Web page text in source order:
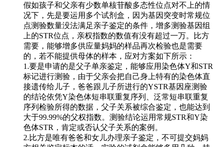
假如孩子和父亲有少数单核苷酸多态性位点对不上的情
况下，先是要运用多个试剂盒，因为基因突变时常规位
点测验数量没法满足亲子鉴定的条件，增多测验基因组
上的STR位点，亲权指数的数值有没有超过一万。比方
需要，能够增多供应量妈妈的样品再次检验也是需要
的，若不能提供母体的样本，应对方案如下所示：
1.要是申请的是父子单亲鉴定，能够应用染色体Y和STR
标记进行测验，由于父亲会把自己身上特有的染色体直
接遗传给儿子，爸爸跟儿子所进行的YSTR基因座测验
的结论依凭Y染色体短串联重复序列、泛常短串联重复
序列检验所得的数据，父子关系被综合鉴定，也能达到
大于99.99%的父权指数。测验结论运用常规STR和Y染
色体STR，肯定或否认父子关系的案例。
2.比方是唯有爸爸和女儿办理亲子鉴定，不可提交妈妈